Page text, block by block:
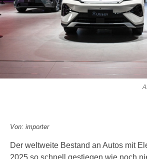
Von: importer
Der weltweite Bestand an Autos mit
2025 so schnell gestiegen wie noch